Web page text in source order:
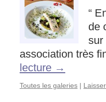
“
de
sur
association très
lecture →
Toutes les galeries |